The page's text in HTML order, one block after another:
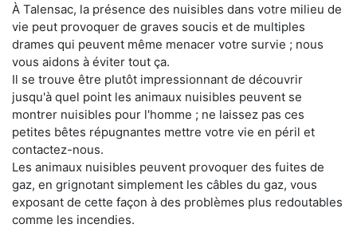
À Talensac, la présence des nuisibles dans votre milieu de
vie peut provoquer de graves soucis et de multiples
drames qui peuvent même menacer votre survie ; nous
vous aidons à éviter tout ça.
Il se trouve être plutôt impressionnant de découvrir
jusqu'à quel point les animaux nuisibles peuvent se
montrer nuisibles pour l'homme ; ne laissez pas ces
petites bêtes répugnantes mettre votre vie en péril et
contactez-nous.
Les animaux nuisibles peuvent provoquer des fuites de
gaz, en grignotant simplement les câbles du gaz, vous
exposant de cette façon à des problèmes plus redoutables
comme les incendies.